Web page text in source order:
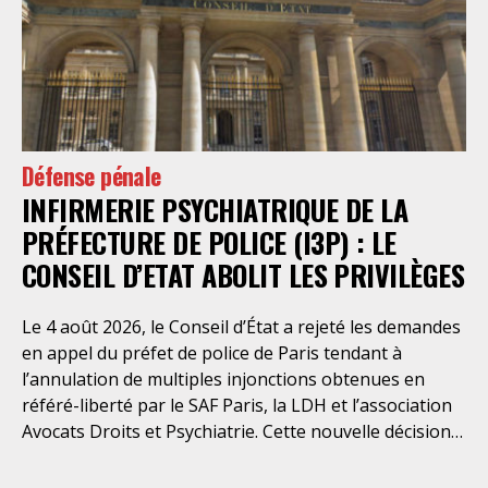
Défense pénale
INFIRMERIE PSYCHIATRIQUE DE LA
PRÉFECTURE DE POLICE (I3P) : LE
CONSEIL D’ETAT ABOLIT LES PRIVILÈGES
Le 4 août 2026, le Conseil d’État a rejeté les demandes
en appel du préfet de police de Paris tendant à
l’annulation de multiples injonctions obtenues en
référé-liberté par le SAF Paris, la LDH et l’association
Avocats Droits et Psychiatrie. Cette nouvelle décision